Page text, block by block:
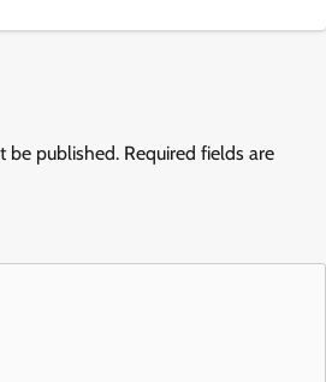
be published. Required fields are